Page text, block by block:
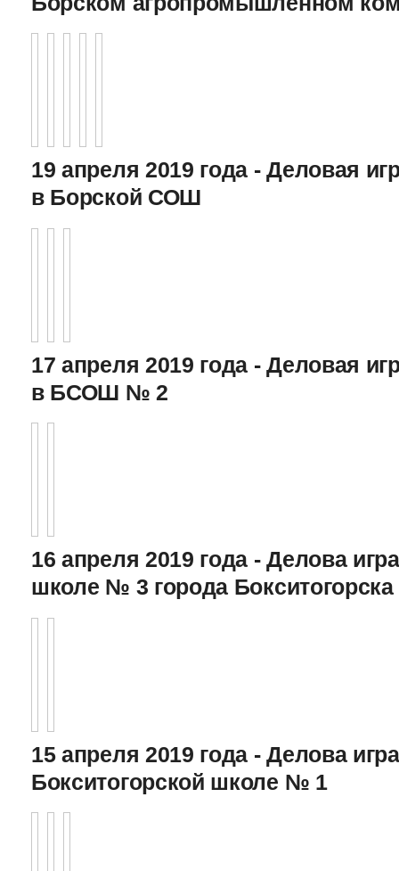
19 апреля 2019 года - Деловая
в Борской СОШ
17 апреля 2019 года - Деловая
в БСОШ № 2
16 апреля 2019 года - Делова
школе № 3 города Бокситогорска
15 апреля 2019 года - Делова
Бокситогорской школе № 1